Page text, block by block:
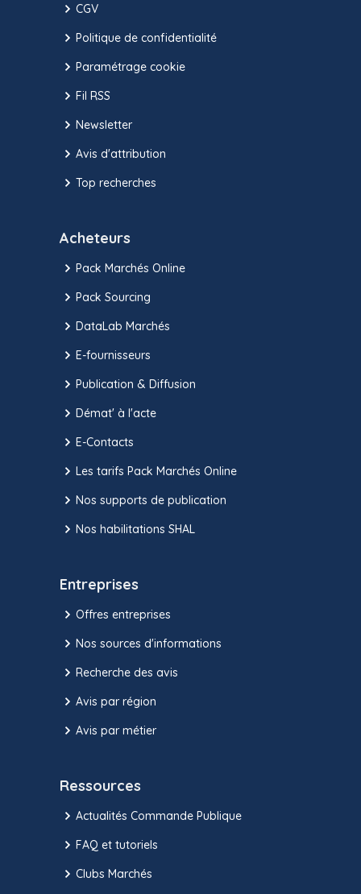
CGV
Politique de confidentialité
Paramétrage cookie
Fil RSS
Newsletter
Avis d'attribution
Top recherches
Acheteurs
Pack Marchés Online
Pack Sourcing
DataLab Marchés
E-fournisseurs
Publication & Diffusion
Démat' à l'acte
E-Contacts
Les tarifs Pack Marchés Online
Nos supports de publication
Nos habilitations SHAL
Entreprises
Offres entreprises
Nos sources d'informations
Recherche des avis
Avis par région
Avis par métier
Ressources
Actualités Commande Publique
FAQ et tutoriels
Clubs Marchés